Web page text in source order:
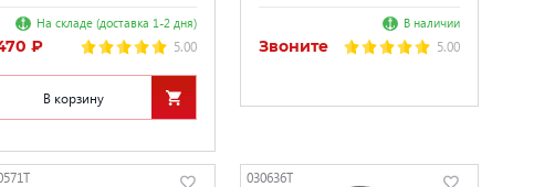
На складе (доставка 1-2 дня)
₽ 5.00
В корзину
В наличии
Звоните 5.00
030636T